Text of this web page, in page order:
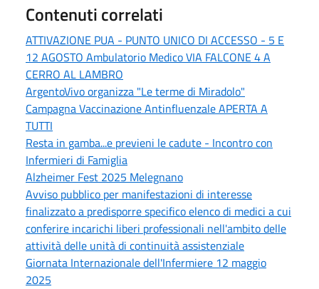
Contenuti correlati
ATTIVAZIONE PUA - PUNTO UNICO DI ACCESSO - 5 E
12 AGOSTO Ambulatorio Medico VIA FALCONE 4 A
CERRO AL LAMBRO
ArgentoVivo organizza "Le terme di Miradolo"
Campagna Vaccinazione Antinfluenzale APERTA A
TUTTI
Resta in gamba...e previeni le cadute - Incontro con
Infermieri di Famiglia
Alzheimer Fest 2025 Melegnano
Avviso pubblico per manifestazioni di interesse
finalizzato a predisporre specifico elenco di medici a cui
conferire incarichi liberi professionali nell'ambito delle
attività delle unità di continuità assistenziale
Giornata Internazionale dell'Infermiere 12 maggio
2025